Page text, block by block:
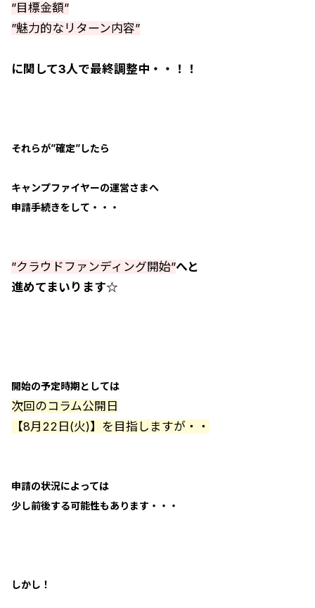
”目標金額”
”魅力的なリターン内容”
に関して3人で最終調整中・・！！
それらが”確定”したら
キャンプファイヤーの運営さまへ
申請手続きをして・・・
”クラウドファンディング開始”へと
進めてまいります☆
開始の予定時期としては
次回のコラム公開日
【8月22日(火)】を目指しますが・・
申請の状況によっては
少し前後する可能性もあります・・・
しかし！